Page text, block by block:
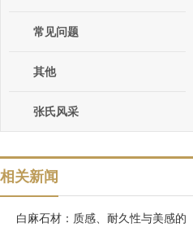
常见问题
其他
张氏风采
相关新闻
白麻石材：质感、耐久性与美感的